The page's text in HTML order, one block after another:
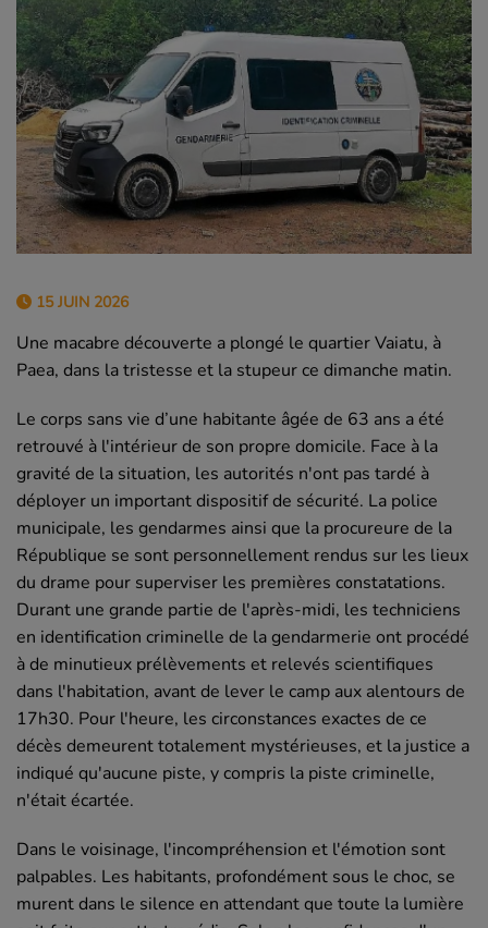
15 JUIN 2026
Une macabre découverte a plongé le quartier Vaiatu, à
Paea, dans la tristesse et la stupeur ce dimanche matin.
Le corps sans vie d’une habitante âgée de 63 ans a été
retrouvé à l'intérieur de son propre domicile. Face à la
gravité de la situation, les autorités n'ont pas tardé à
déployer un important dispositif de sécurité. La police
municipale, les gendarmes ainsi que la procureure de la
République se sont personnellement rendus sur les lieux
du drame pour superviser les premières constatations.
Durant une grande partie de l'après-midi, les techniciens
en identification criminelle de la gendarmerie ont procédé
à de minutieux prélèvements et relevés scientifiques
dans l'habitation, avant de lever le camp aux alentours de
17h30. Pour l'heure, les circonstances exactes de ce
décès demeurent totalement mystérieuses, et la justice a
indiqué qu'aucune piste, y compris la piste criminelle,
n'était écartée.
Dans le voisinage, l'incompréhension et l'émotion sont
palpables. Les habitants, profondément sous le choc, se
murent dans le silence en attendant que toute la lumière